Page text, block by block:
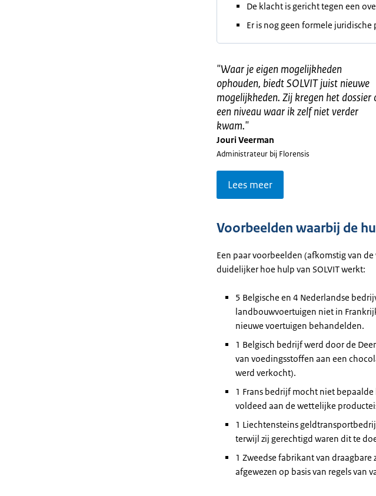
De klacht is gericht tegen een
Er is nog geen formele
"Waar je eigen mogelijkheden
ophouden, biedt SOLVIT juist nieuwe
mogelijkheden. Zij kregen het dossier
een niveau waar ik zelf niet verder
kwam."
Jouri Veerman
Administrateur bij Florensis
Lees meer
Voorbeelden waarbij de
Een paar voorbeelden (afkomstig van
duidelijker hoe hulp van SOLVIT werkt:
5 Belgische en 4 Nederlandse
landbouwvoertuigen niet in
nieuwe voertuigen behandelden.
1 Belgisch bedrijf werd door de
van voedingsstoffen aan een
werd verkocht).
1 Frans bedrijf mocht niet
voldeed aan de wettelijke
1 Liechtensteins
terwijl zij gerechtigd waren dit te
1 Zweedse fabrikant van
afgewezen op basis van regels van